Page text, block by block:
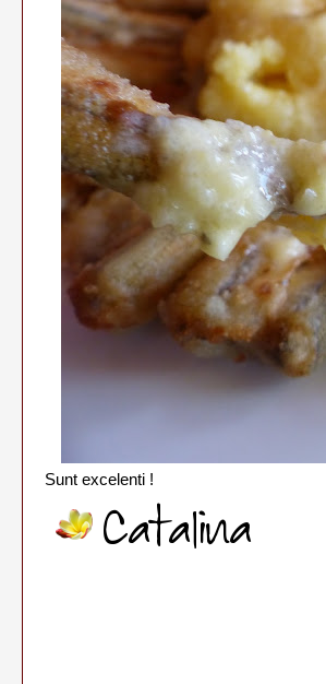
Sunt excelenti !